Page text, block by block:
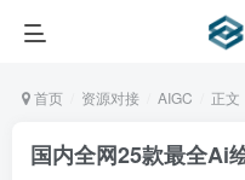
首页 资源对接 AIGC 正文
国内全网25款最全Ai